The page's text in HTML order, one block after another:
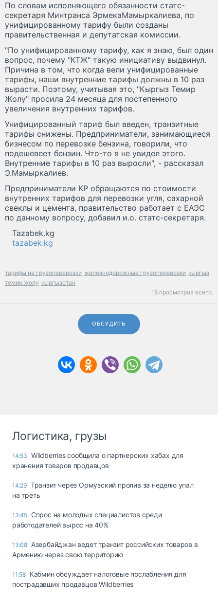
По словам исполняющего обязанности статс-
секретаря Минтранса ЭрмекаМамыркалиева, по
унифицированному тарифу были созданы
правительственная и депутатская комиссии.
"По унифицированному тарифу, как я знаю, был один
вопрос, почему "КТЖ" такую инициативу выдвинул.
Причина в том, что когда вели унифицированные
тарифы, наши внутренние тарифы должны в 10 раз
вырасти. Поэтому, учитывая это, "Кыргыз Темир
Жолу" просила 24 месяца для постепенного
увеличения внутренних тарифов.
Унифицированный тариф был введен, транзитные
тарифы снижены. Предприниматели, занимающиеся
бизнесом по перевозке бензина, говорили, что
подешевеет бензин. Что-то я не увидел этого.
Внутренние тарифы в 10 раз выросли", - рассказал
Э.Мамыркалиев.
Предприниматели КР обращаются по стоимости
внутренних тарифов для перевозки угля, сахарной
свеклы и цемента, правительство работает с ЕАЭС
по данному вопросу, добавил и.о. статс-секретаря.
Tazabek.kg
tazabek.kg
тарифы на грузоперевозки железнодорожные грузоперевозки кыргыз
темир жолу кыргызстан
18 просмотров всего.
ОБСУДИТЬ
Логистика, грузы
14:53 Wildberries сообщила о партнерских хабах для
хранения товаров продавцов
14:29 Транзит через Ормузский пролив за неделю упал
на треть
13:45 Спрос на молодых специалистов среди
работодателей вырос на 40%
13:08 Азербайджан ведет транзит российских товаров в
Армению через свою территорию
11:58 Кабмин обсуждает налоговые послабления для
пострадавших продавцов Wildberries